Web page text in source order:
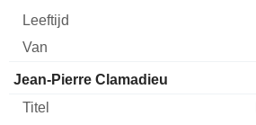
Jean-Pierre Clamadieu